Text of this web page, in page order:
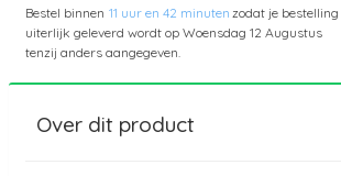
Bestel binnen 11 uur en 42 minutenzodat je bestelling
uiterlijk geleverd wordt op Woensdag 12 Augustus
tenzij anders aangegeven.
Over dit product